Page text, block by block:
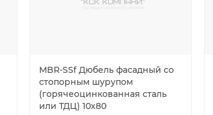
MBR-SSf Дюбель фасадный со
стопорным шурупом
(горячеоцинкованная сталь
или ТДЦ) 10х80